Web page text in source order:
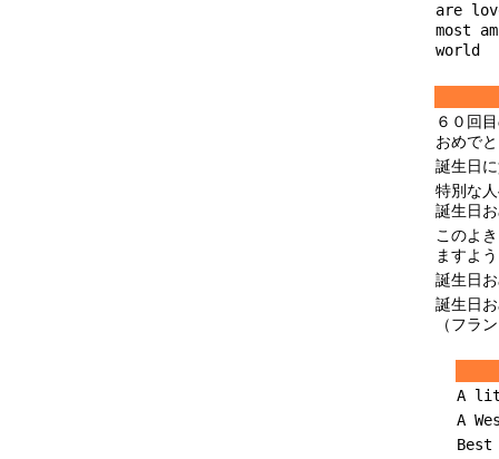
are
most
world
６０回
おめで
誕生日
特別な
誕生日
このよ
ますよ
誕生日
誕生日
（フラ
A
A